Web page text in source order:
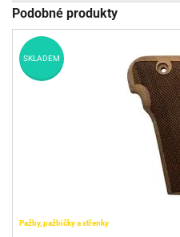
Podobné produkty
Pažby, pažbičky a střenky
SKLADEM